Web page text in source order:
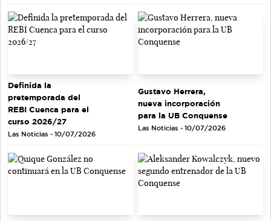
Definida la
pretemporada del
REBI Cuenca para el
curso 2026/27
Las Noticias - 10/07/2026
Gustavo Herrera,
nueva incorporación
para la UB Conquense
Las Noticias - 10/07/2026